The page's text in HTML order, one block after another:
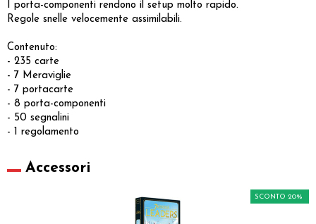
I porta-componenti rendono il setup molto rapido.
Regole snelle velocemente assimilabili.
Contenuto:
- 235 carte
- 7 Meraviglie
- 7 portacarte
- 8 porta-componenti
- 50 segnalini
- 1 regolamento
Accessori
SCONTO 20%